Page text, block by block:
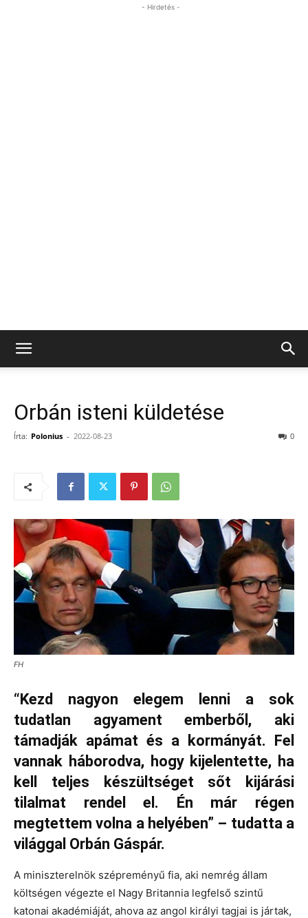
- Hirdetés -
Orbán isteni küldetése
Írta: Polonius - 2022-08-23 0
FH
“Kezd nagyon elegem lenni a sok
tudatlan agyament emberből, aki
támadják apámat és a kormányát. Fel
vannak háborodva, hogy kijelentette, ha
kell teljes készültséget sőt kijárási
tilalmat rendel el. Én már régen
megtettem volna a helyében” – tudatta a
világgal Orbán Gáspár.
A miniszterelnök szépreményű fia, aki nemrég állam
költségen végezte el Nagy Britannia legfelső szintű
katonai akadémiáját, ahova az angol királyi tagjai is jártak,